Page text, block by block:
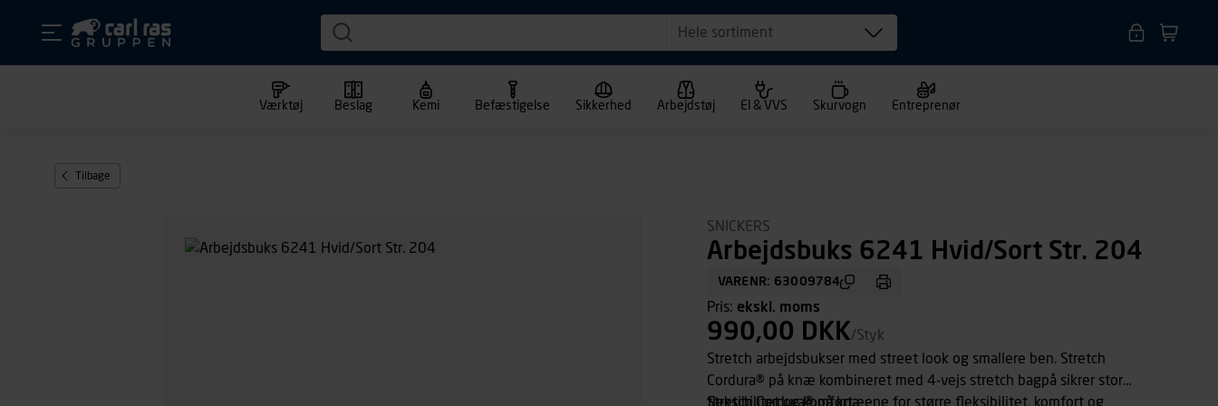
Hele sortiment
Værktøj Beslag Kemi Befæstigelse Sikkerhed Arbejdstøj El & VVS Skurvogn Entreprenør
Tilbage
SNICKERS
Arbejdsbuks 6241 Hvid/Sort Str. 204
VARENR: 63009784
Pris: ekskl. moms
990,00 DKK/Styk
Stretch arbejdsbukser med street look og smallere ben. Stretch
Cordura® på knæ kombineret med 4-vejs stretch bagpå sikrer stor
fleksibilitet og komfort.
Stretch Cordura® på knæene for større fleksibilitet, komfort og